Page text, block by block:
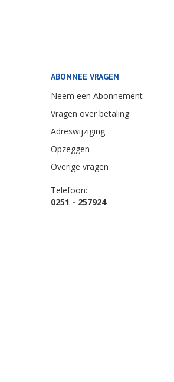
ABONNEE VRAGEN
Neem een Abonnement
Vragen over betaling
Adreswijziging
Opzeggen
Overige vragen
Telefoon:
0251 - 257924